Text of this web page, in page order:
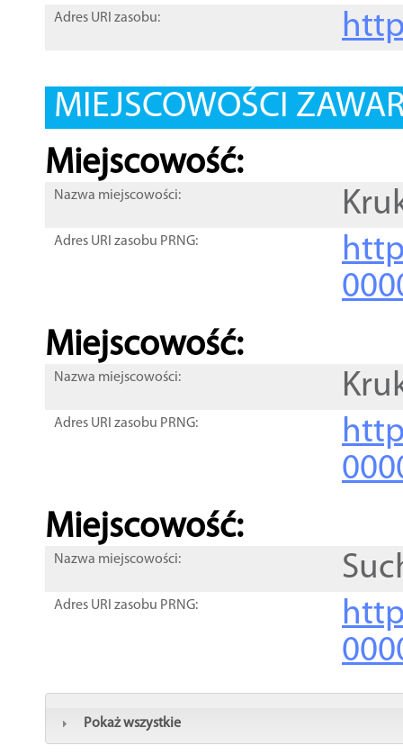
Adres URI zasobu:
MIEJSCOWOŚCI
Miejscowość:
Nazwa miejscowości:
Adres URI zasobu PRNG:
Miejscowość:
Nazwa miejscowości:
Adres URI zasobu PRNG:
Miejscowość:
Nazwa miejscowości:
Adres URI zasobu PRNG:
Pokaż wszystkie